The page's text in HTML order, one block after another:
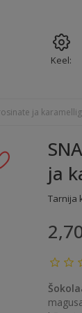
Keel:
ja
ja
Tarnija